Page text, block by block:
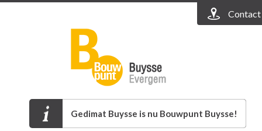
Contact
Gedimat Buysse is nu Bouwpunt Buysse!